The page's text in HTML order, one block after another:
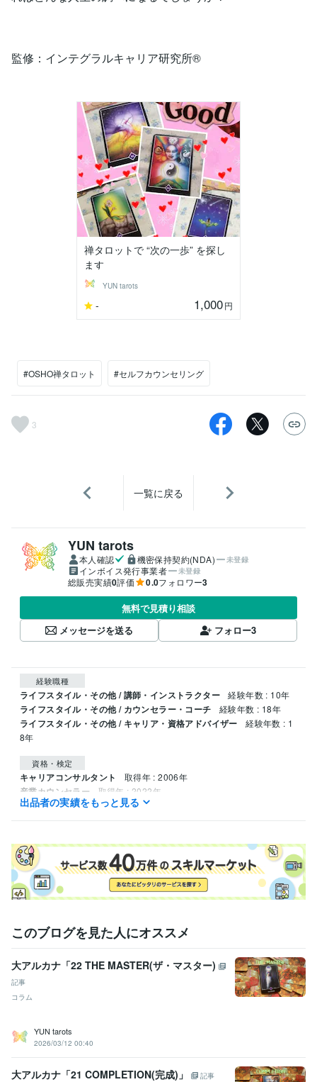
監修：インテグラルキャリア研究所®
禅タロットで “次の一歩” を探し
ます
YUN tarots
- 1,000円
#OSHO禅タロット #セルフカウンセリング
3
一覧に戻る
YUN tarots
本人確認 機密保持契約(NDA) 未登録
インボイス発行事業者 未登録
総販売実績0評価 0.0フォロワー3
無料で見積り相談
メッセージを送る
フォロー3
経験職種
ライフスタイル・その他 / 講師・インストラクター 経験年数 : 10年
ライフスタイル・その他 / カウンセラー・コーチ 経験年数 : 18年
ライフスタイル・その他 / キャリア・資格アドバイザー
経験年数 : 1
8年
資格・検定
キャリアコンサルタント 取得年 : 2006年
産業カウンセラー 取得年 : 2022年
Google ドキュメント:6年PowerPoint:20年Word:20年ChatGPT:2年
出品者の実績をもっと見る
このブログを見た人にオススメ
大アルカナ「22 THE MASTER(ザ・マスター)
記事
コラム
YUN tarots
2026/03/12 00:40
大アルカナ「21 COMPLETION(完成)」
記事